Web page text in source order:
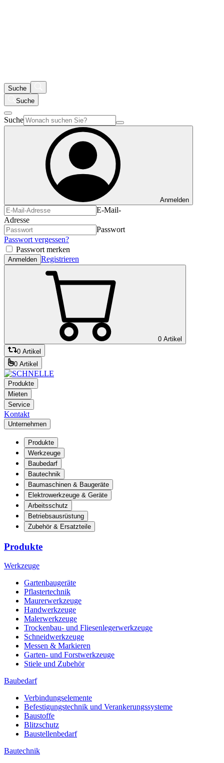
Suche
Suche
Suche
Anmelden
E-Mail-
Adresse
Passwort
Passwort vergessen?
Passwort merken
Anmelden Registrieren
0 Artikel
0 Artikel
0 Artikel
Produkte
Mieten
Service
Kontakt
Unternehmen
Produkte
Werkzeuge
Baubedarf
Bautechnik
Baumaschinen & Baugeräte
Elektrowerkzeuge & Geräte
Arbeitsschutz
Betriebsausrüstung
Zubehör & Ersatzteile
Produkte
Werkzeuge
Gartenbaugeräte
Pflastertechnik
Maurerwerkzeuge
Handwerkzeuge
Malerwerkzeuge
Trockenbau- und Fliesenlegerwerkzeuge
Schneidwerkzeuge
Messen & Markieren
Garten- und Forstwerkzeuge
Stiele und Zubehör
Baubedarf
Verbindungselemente
Befestigungstechnik und Verankerungssysteme
Baustoffe
Blitzschutz
Baustellenbedarf
Bautechnik